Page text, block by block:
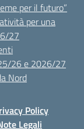
per il futuro”
per una
27
26 e 2026/27
Nord
Policy
Legali